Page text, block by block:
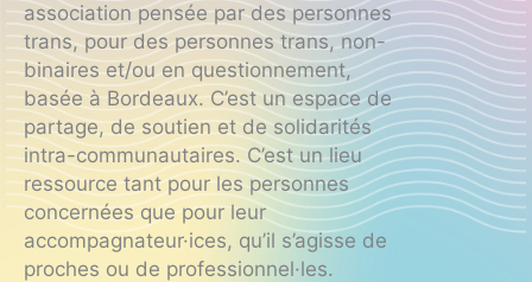
association pensée par des personnes
trans, pour des personnes trans, non-
binaires et/ou en questionnement,
basée à Bordeaux. C’est un espace de
partage, de soutien et de solidarités
intra-communautaires. C’est un lieu
ressource tant pour les personnes
concernées que pour leur
accompagnateur·ices, qu’il s’agisse de
proches ou de professionnel·les.